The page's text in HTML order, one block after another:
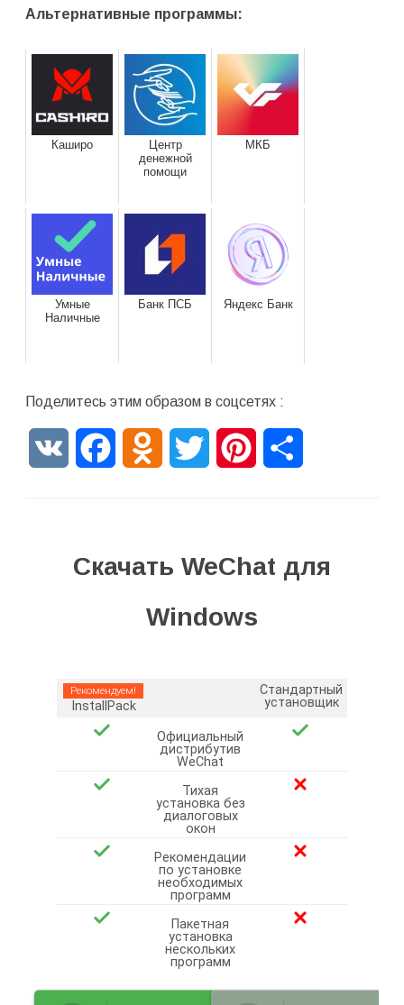
Альтернативные программы:
Каширо
Центр
денежной
помощи
МКБ
Умные
Наличные
Банк ПСБ Яндекс Банк
Поделитесь этим образом в соцсетях :
VK FacebookOdnoklassniki
Twitter Pinterest
Скачать WeChat для
Windows
Рекомендуем!
InstallPack
Стандартный
установщик
Официальный
дистрибутив
WeChat
Тихая
установка без
диалоговых
окон
Рекомендации
по установке
необходимых
программ
Пакетная
установка
нескольких
программ